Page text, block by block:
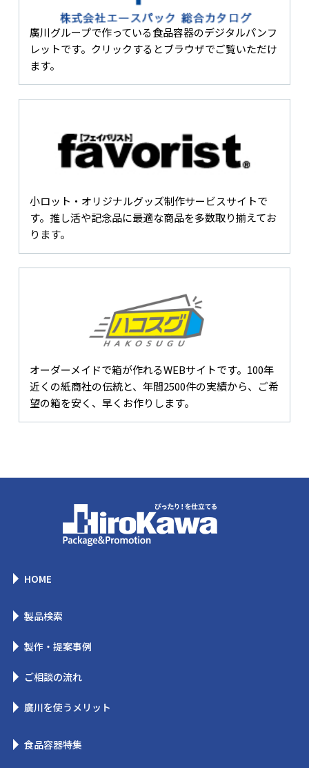
廣川グループで作っている食品容器のデジタルパンフ
レットです。クリックするとブラウザでご覧いただけ
ます。
小ロット・オリジナルグッズ制作サービスサイトで
す。推し活や記念品に最適な商品を多数取り揃えてお
ります。
オーダーメイドで箱が作れるWEBサイトです。100年
近くの紙商社の伝統と、年間2500件の実績から、ご希
望の箱を安く、早くお作りします。
HOME
製品検索
製作・提案事例
ご相談の流れ
廣川を使うメリット
食品容器特集